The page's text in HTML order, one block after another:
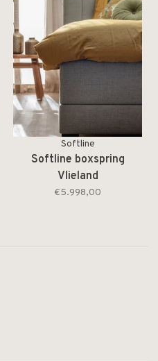
Softline
Softline boxspring
Vlieland
€5.998,00